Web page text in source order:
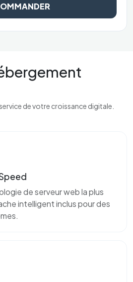
de votre croissance digitale.
de serveur web la plus
intelligent inclus pour des